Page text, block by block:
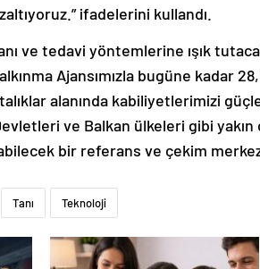
ifadelerini kullandı.
ve tedavi yöntemlerine ışık
Ajansımızla bugüne kadar
alanında kabiliyetlerimizi
ve Balkan ülkeleri gibi
bir referans ve çekim
Tanı Teknoloji